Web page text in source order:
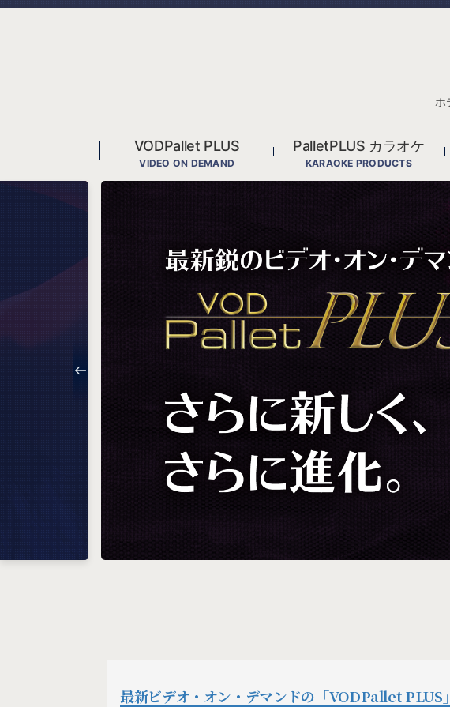
ホ
VODPallet PLUS
VIDEO ON DEMAND
PalletPLUS カラオケ
KARAOKE PRODUCTS
最新ビデオ・オン・デマンドの「VODPallet PLUS」